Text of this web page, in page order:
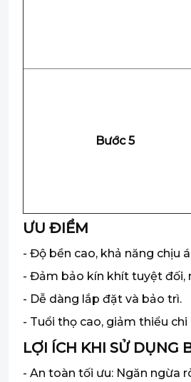
Bước 5
ƯU ĐIỂM
- Độ bền cao, khả năng chịu
- Đảm bảo kín khít tuyệt đối,
- Dễ dàng lắp đặt và bảo trì.
- Tuổi thọ cao, giảm thiểu
LỢI ÍCH KHI SỬ DỤNG
- An toàn tối ưu: Ngăn ngừa